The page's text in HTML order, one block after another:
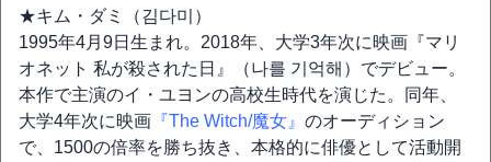
★キム・ダミ（김다미）
1995年4月9日生まれ。2018年、大学3年次に映画『マリ
オネット 私が殺された日』（나를 기억해）でデビュー。
本作で主演のイ・ユヨンの高校生時代を演じた。同年、
大学4年次に映画 『The Witch/魔女』 のオーディション
で、1500の倍率を勝ち抜き、本格的に俳優として活動開